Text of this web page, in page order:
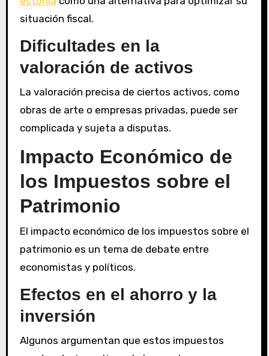
situación fiscal.
Dificultades en la
valoración de activos
La valoración precisa de ciertos activos, como
obras de arte o empresas privadas, puede ser
complicada y sujeta a disputas.
Impacto Económico de
los Impuestos sobre el
Patrimonio
El impacto económico de los impuestos sobre el
patrimonio es un tema de debate entre
economistas y políticos.
Efectos en el ahorro y la
inversión
Algunos argumentan que estos impuestos